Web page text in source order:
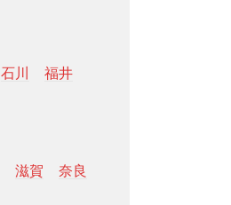
石川
福井
滋賀 奈良